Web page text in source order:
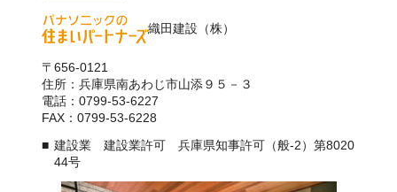
織田建設（株）
〒656-0121
住所：兵庫県南あわじ市山添９５－３
電話：0799-53-6227
FAX：0799-53-6228
建設業 建設業許可 兵庫県知事許可（般-2）第8020
44号